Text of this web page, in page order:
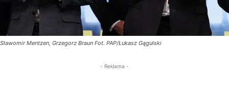
Sławomir Mentzen, Grzegorz Braun Fot. PAP/Łukasz Gągulski
- Reklama -